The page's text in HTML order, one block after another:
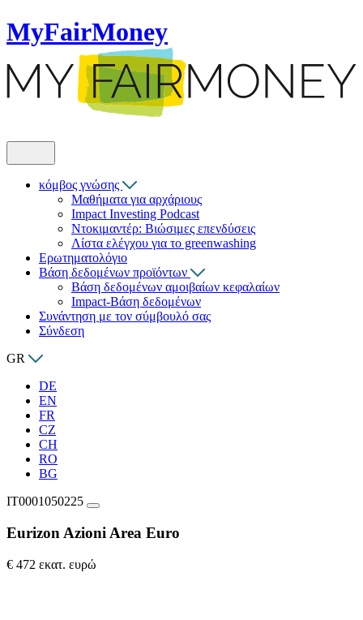
MyFairMoney
κόμβος γνώσης
Μαθήματα για αρχάριους
Impact Investing Podcast
Ντοκιμαντέρ: Βιώσιμες επενδύσεις
Λίστα ελέγχου για το greenwashing
Ερωτηματολόγιο
Βάση δεδομένων προϊόντων
Βάση δεδομένων αμοιβαίων κεφαλαίων
Impact-Βάση δεδομένων
Συνάντηση με τον σύμβουλό σας
Σύνδεση
GR
DE
EN
FR
CZ
CH
RO
BG
IT0001050225
Eurizon Azioni Area Euro
€ 472 εκατ. ευρώ